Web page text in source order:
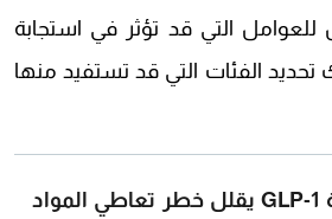
التي قد تؤثر في استجابة
تحديد الفئات التي قد تستفيد منها
استخدام أدوية GLP-1 يقلل خطر تعاطي المواد